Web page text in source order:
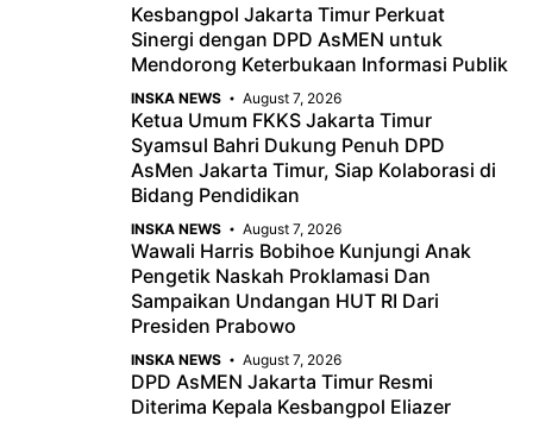
Kesbangpol Jakarta Timur Perkuat
Sinergi dengan DPD AsMEN untuk
Mendorong Keterbukaan Informasi Publik
INSKA NEWS August 7, 2026
Ketua Umum FKKS Jakarta Timur
Syamsul Bahri Dukung Penuh DPD
AsMen Jakarta Timur, Siap Kolaborasi di
Bidang Pendidikan
INSKA NEWS August 7, 2026
Wawali Harris Bobihoe Kunjungi Anak
Pengetik Naskah Proklamasi Dan
Sampaikan Undangan HUT RI Dari
Presiden Prabowo
INSKA NEWS August 7, 2026
DPD AsMEN Jakarta Timur Resmi
Diterima Kepala Kesbangpol Eliazer